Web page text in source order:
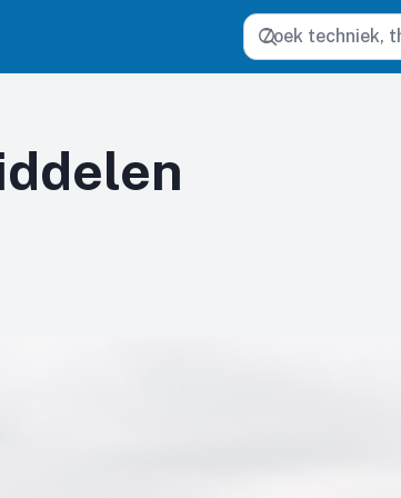
Zoeken